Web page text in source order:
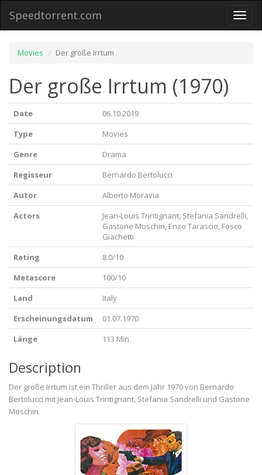
Toggle
Speedtorrent.com
Movies Der große Irrtum
Der große Irrtum (1970)
Date
06.10.2019
Type
Movies
Genre
Drama
Regisseur
Bernardo Bertolucci
Autor
Alberto Moravia
Actors
Jean-Louis Trintignant, Stefania Sandrelli,
Gastone Moschin, Enzo Tarascio, Fosco
Giachetti
Rating
8.0/10
Metascore
100/10
Land
Italy
Erscheinungsdatum
01.07.1970
Länge
113 Min.
Description
Der große Irrtum ist ein Thriller aus dem Jahr 1970 von Bernardo
Bertolucci mit Jean-Louis Trintignant, Stefania Sandrelli und Gastone
Moschin.